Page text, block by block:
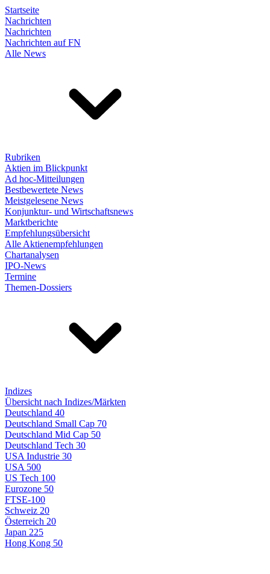
Startseite
Nachrichten
Nachrichten
Nachrichten auf FN
Alle News
Rubriken
Aktien im Blickpunkt
Ad hoc-Mitteilungen
Bestbewertete News
Meistgelesene News
Konjunktur- und Wirtschaftsnews
Marktberichte
Empfehlungsübersicht
Alle Aktienempfehlungen
Chartanalysen
IPO-News
Termine
Themen-Dossiers
Indizes
Übersicht nach Indizes/Märkten
Deutschland 40
Deutschland Small Cap 70
Deutschland Mid Cap 50
Deutschland Tech 30
USA Industrie 30
USA 500
US Tech 100
Eurozone 50
FTSE-100
Schweiz 20
Österreich 20
Japan 225
Hong Kong 50